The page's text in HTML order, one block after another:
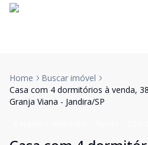
Home
Buscar imóvel
Casa com 4 dormitórios à venda,
Granja Viana - Jandira/SP